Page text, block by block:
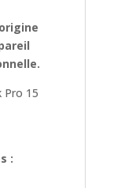
Pro 15
: